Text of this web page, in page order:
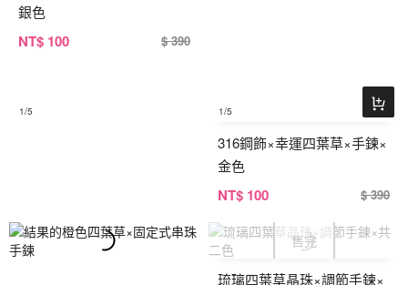
1/5
銀色
NT$ 100 $ 390
1/5
316鋼飾×幸運四葉草×手鍊×
金色
NT$ 100 $ 390
琉璃四葉草晶珠×調節手鍊×